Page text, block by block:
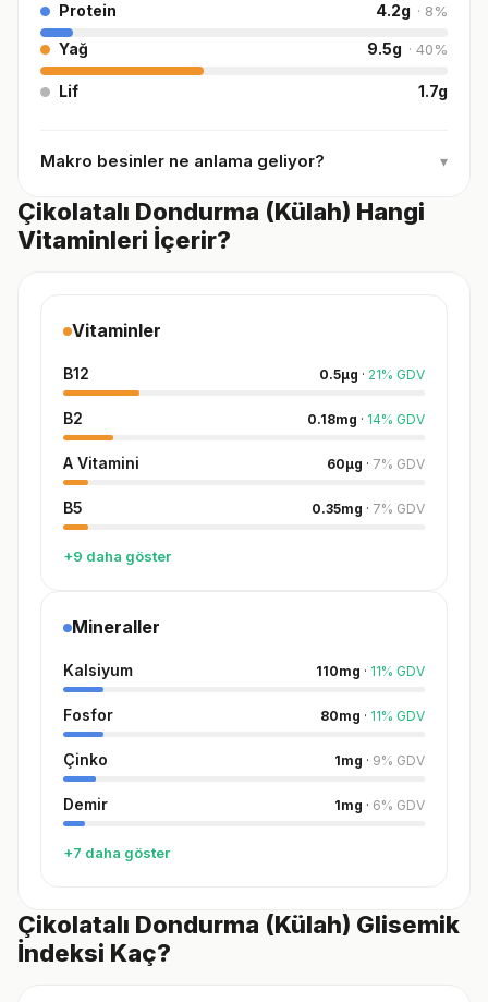
Protein 4.2g · 8%
Yağ 9.5g · 40%
Lif 1.7g
Makro besinler ne anlama geliyor? ▾
Çikolatalı Dondurma (Külah) Hangi
Vitaminleri İçerir?
Vitaminler
B12 0.5µg · 21% GDV
B2 0.18mg · 14% GDV
A Vitamini 60µg · 7% GDV
B5 0.35mg · 7% GDV
+9 daha göster
Mineraller
Kalsiyum 110mg · 11% GDV
Fosfor 80mg · 11% GDV
Çinko 1mg · 9% GDV
Demir 1mg · 6% GDV
+7 daha göster
Çikolatalı Dondurma (Külah) Glisemik
İndeksi Kaç?